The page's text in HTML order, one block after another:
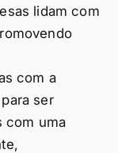
lidam com
com a
ser
com uma